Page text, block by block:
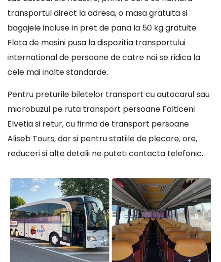
transportul direct la adresa, o masa gratuita si
bagajele incluse in pret de pana la 50 kg gratuite.
Flota de masini pusa la dispozitia transportului
international de persoane de catre noi se ridica la
cele mai inalte standarde.
Pentru preturile biletelor transport cu autocarul sau
microbuzul pe ruta transport persoane Falticeni
Elvetia si retur, cu firma de transport persoane
Aliseb Tours, dar si pentru statiile de plecare, ore,
reduceri si alte detalii ne puteti contacta telefonic.